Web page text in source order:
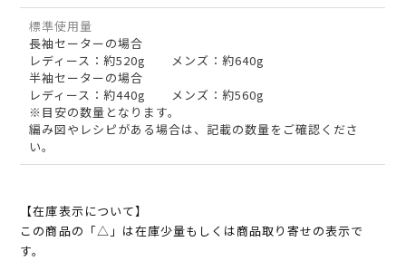
標準使用量
長袖セーターの場合
レディース：約520g メンズ：約640g
半袖セーターの場合
レディース：約440g メンズ：約560g
※目安の数量となります。
編み図やレシピがある場合は、記載の数量をご確認くださ
い。
【在庫表示について】
この商品の「△」は在庫少量もしくは商品取り寄せの表示で
す。